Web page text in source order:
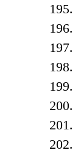
195.
196.
197.
198.
199.
200.
201.
202.